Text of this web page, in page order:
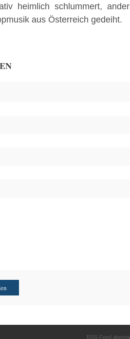
heimlich schlummert,
aus Österreich gedeiht.
RSS-Feed